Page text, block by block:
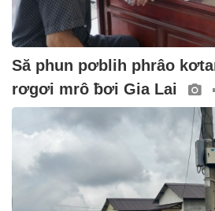
Să phun pơblih phrâo
rơgơi mrô ƀơi Gia Lai